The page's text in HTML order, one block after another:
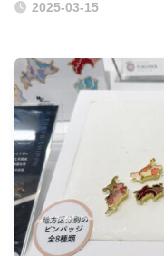
2025-03-15